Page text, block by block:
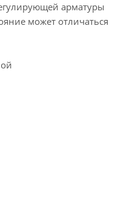
арматуры
может отличаться